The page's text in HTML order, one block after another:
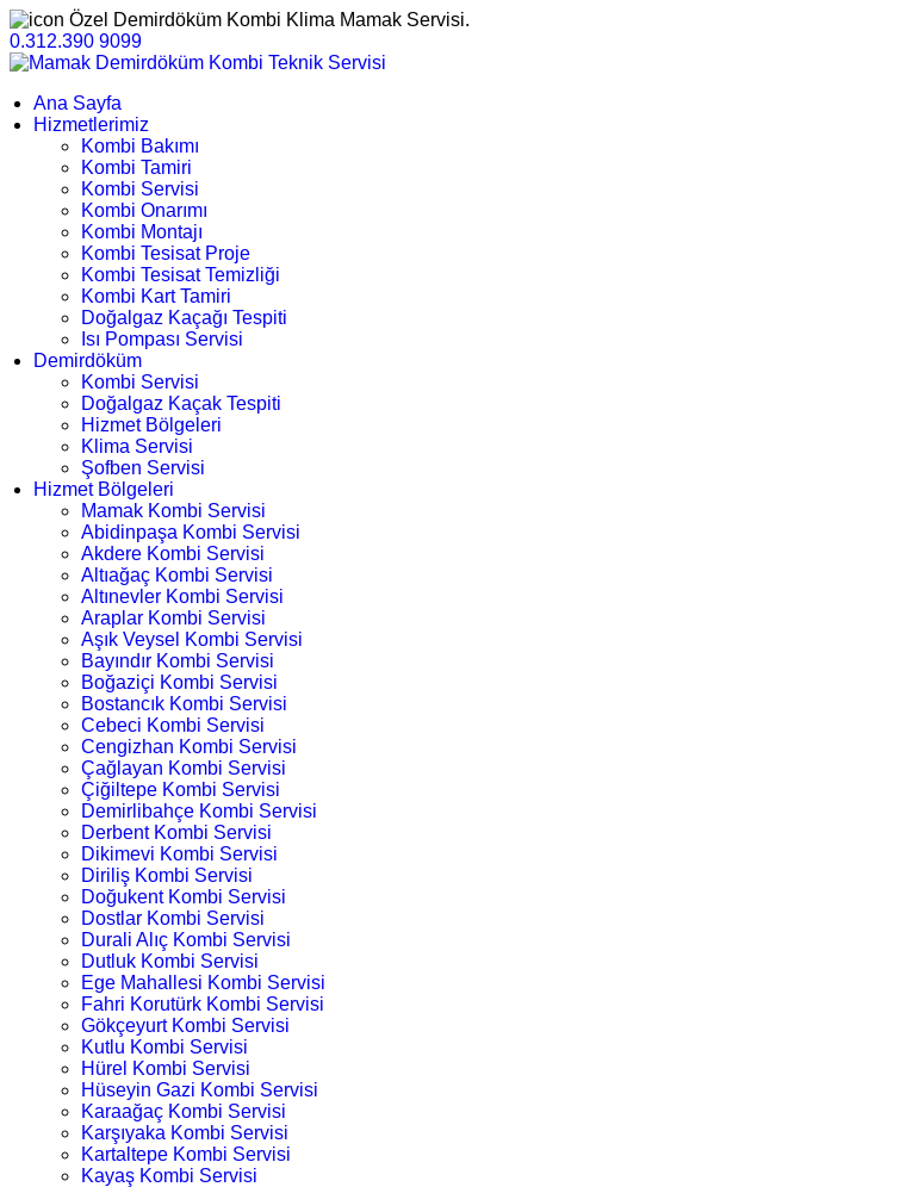
Özel Demirdöküm Kombi Klima Mamak Servisi.
0.312.390 9099
Ana Sayfa
Hizmetlerimiz
Kombi Bakımı
Kombi Tamiri
Kombi Servisi
Kombi Onarımı
Kombi Montajı
Kombi Tesisat Proje
Kombi Tesisat Temizliği
Kombi Kart Tamiri
Doğalgaz Kaçağı Tespiti
Isı Pompası Servisi
Demirdöküm
Kombi Servisi
Doğalgaz Kaçak Tespiti
Hizmet Bölgeleri
Klima Servisi
Şofben Servisi
Hizmet Bölgeleri
Mamak Kombi Servisi
Abidinpaşa Kombi Servisi
Akdere Kombi Servisi
Altıağaç Kombi Servisi
Altınevler Kombi Servisi
Araplar Kombi Servisi
Aşık Veysel Kombi Servisi
Bayındır Kombi Servisi
Boğaziçi Kombi Servisi
Bostancık Kombi Servisi
Cebeci Kombi Servisi
Cengizhan Kombi Servisi
Çağlayan Kombi Servisi
Çiğiltepe Kombi Servisi
Demirlibahçe Kombi Servisi
Derbent Kombi Servisi
Dikimevi Kombi Servisi
Diriliş Kombi Servisi
Doğukent Kombi Servisi
Dostlar Kombi Servisi
Durali Alıç Kombi Servisi
Dutluk Kombi Servisi
Ege Mahallesi Kombi Servisi
Fahri Korutürk Kombi Servisi
Gökçeyurt Kombi Servisi
Kutlu Kombi Servisi
Hürel Kombi Servisi
Hüseyin Gazi Kombi Servisi
Karaağaç Kombi Servisi
Karşıyaka Kombi Servisi
Kartaltepe Kombi Servisi
Kayaş Kombi Servisi